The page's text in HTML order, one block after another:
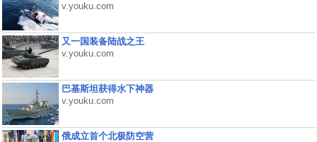
v.youku.com
又一国装备陆战之王
v.youku.com
巴基斯坦获得水下神器
v.youku.com
俄成立首个北极防空营